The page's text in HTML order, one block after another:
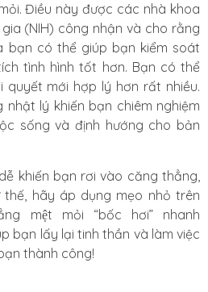
Điều này được các nhà khoa
(NIH) công nhận và cho rằng
bạn có thể giúp bạn kiểm soát
tình hình tốt hơn. Bạn có thể
mới hợp lý hơn rất nhiều.
lý khiến bạn chiêm nghiệm
sống và định hướng cho bản
khiến bạn rơi vào căng thẳng,
thế, hãy áp dụng mẹo nhỏ trên
mệt mỏi “bốc hơi” nhanh
bạn lấy lại tinh thần và làm việc
thành công!